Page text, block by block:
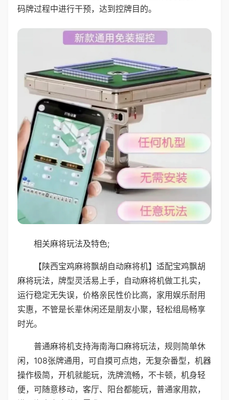
码牌过程中进行干预，达到控牌目的。
相关麻将玩法及特色;
【陕西宝鸡麻将飘胡自动麻将机】适配宝鸡飘胡
麻将玩法，牌型灵活易上手，自动麻将机做工扎实，
运行稳定无失误，价格亲民性价比高，家用娱乐耐用
实惠，不管是长辈休闲还是朋友小聚，轻松组局畅享
时光。
普通麻将机支持海南海口麻将玩法，规则简单休
闲，108张牌通用，可自摸可点炮，无复杂番型，机器
操作极简，开机就能玩，洗牌流畅，不卡顿，机身轻
便，可随意移动，客厅、阳台都能玩，普通家用款，